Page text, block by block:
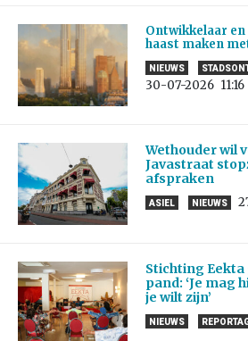
Ontwikkelaar
haast maken
NIEUWS
30-07-2026 11:16
Wethouder wil
Javastraat
afspraken
ASIEL NIEUWS
Stichting
pand: ‘Je mag
je wilt zijn’
NIEUWS